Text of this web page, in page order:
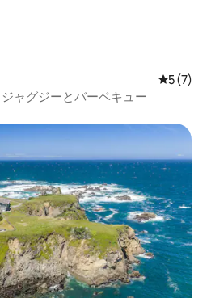
レビュー
5 (7)
ャグジーとバーベキュー
す。